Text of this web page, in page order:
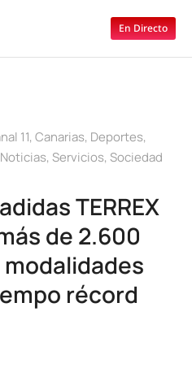
En Directo
11, Canarias, Deportes,
Noticias, Servicios, Sociedad
TERREX
de 2.600
récord